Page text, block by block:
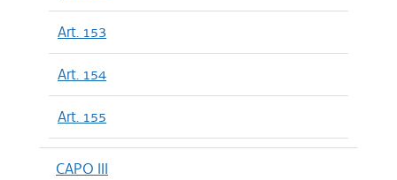
Art. 153
Art. 154
Art. 155
CAPO III